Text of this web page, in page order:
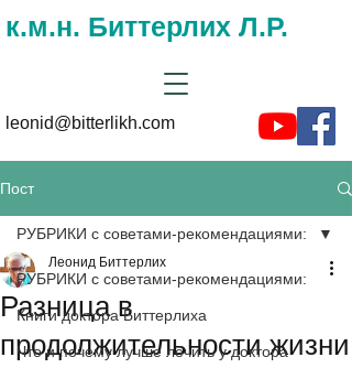
к.м.н. Биттерлих Л.Р.
leonid@bitterlikh.com
Пост
РУБРИКИ с советами-рекомендациями:
Книги доктора Биттерлиха
Что и почему лучше лечить у доктора
РУБРИКИ с советами-рекомендациями:
Разница в
продолжительности жизни
Леонид Биттерлих